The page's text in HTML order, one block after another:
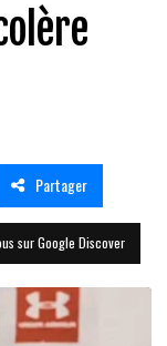
Partager
sur Google Discover